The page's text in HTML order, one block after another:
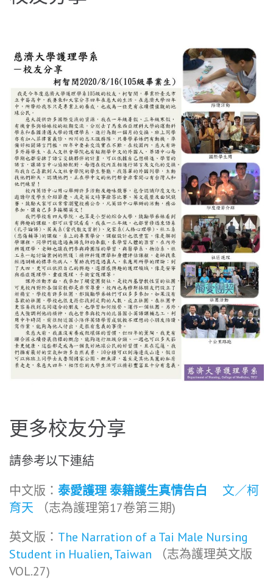
更多校友分享
請參考以下連結
中文版： 泰愛護理 泰籍護生真情告白
文／柯
育天 （志為護理第17卷第三期)
英文版： The Narration of a Tai Male Nursing
Student in Hualien, Taiwan
（志為護理英文版
VOL.27)